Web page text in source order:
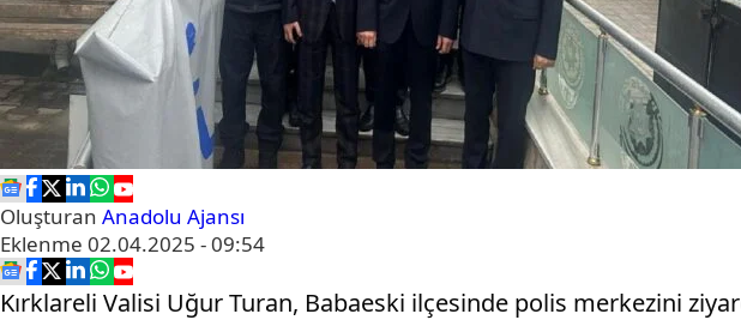
Oluşturan Anadolu Ajansı
Eklenme 02.04.2025 - 09:54
Kırklareli Valisi Uğur Turan, Babaeski ilçesinde polis merkezini